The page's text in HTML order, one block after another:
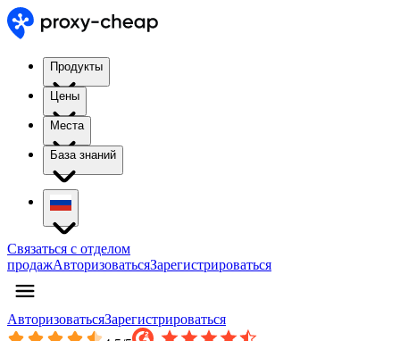
Продукты
Цены
Места
База знаний
Связаться с отделом
продажАвторизоватьсяЗарегистрироваться
АвторизоватьсяЗарегистрироваться